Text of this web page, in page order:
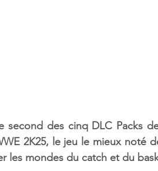
second des cinq DLC Packs
2K25, le jeu le mieux noté
les mondes du catch et du